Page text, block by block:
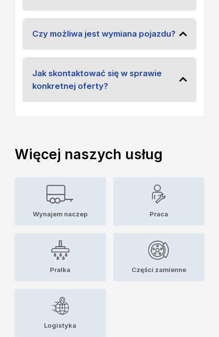
Czy możliwa jest wymiana pojazdu?
Jak skontaktować się w sprawie
konkretnej oferty?
Więcej naszych usług
Wynajem naczep Praca
Pralka Części zamienne
Logistyka